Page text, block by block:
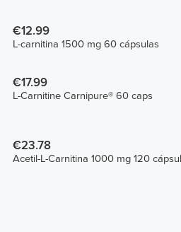
€12.99
L-carnitina 1500 mg 60 cápsulas
€17.99
L-Carnitine Carnipure® 60 caps
€23.78
Acetil-L-Carnitina 1000 mg 120